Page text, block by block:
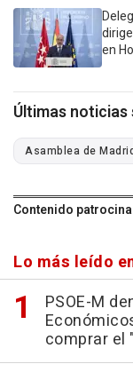
en
Últimas
Asamblea de
Contenido
Lo más leído
PSOE-M
comprar el